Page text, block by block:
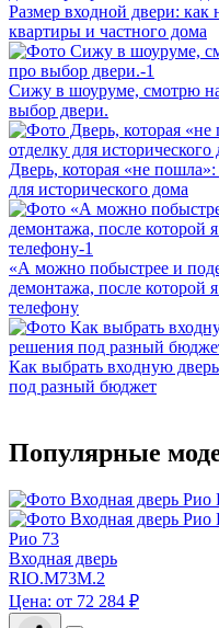
Размер входной двери: как
квартиры и частного дома
Сижу в шоуруме, смотрю
выбор двери.
Дверь, которая «не
для исторического дома
«А можно побыстрее и
демонтажа, после которой
телефону
Как выбрать входную
под разный бюджет
Популярные
Рио 73
Входная дверь
RIO.M73M.2
Цена: от 72 284 ₽